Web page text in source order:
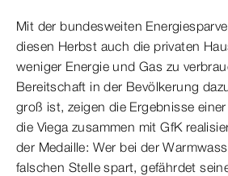
Mit der bundesweiten
diesen Herbst auch die privaten
weniger Energie und Gas zu
Bereitschaft in der Bevölkerung
groß ist, zeigen die Ergebnisse
die Viega zusammen mit GfK
der Medaille: Wer bei der
falschen Stelle spart, gefährdet